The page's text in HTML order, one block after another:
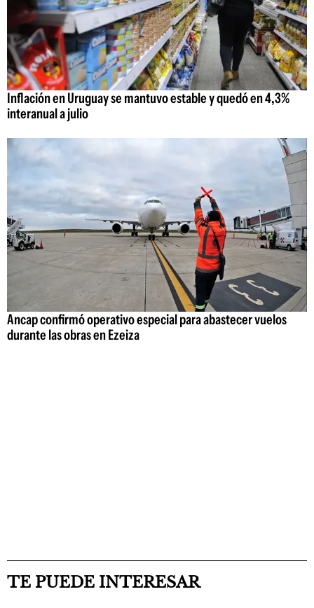
Inflación en Uruguay se mantuvo estable y quedó en 4,3%
interanual a julio
Ancap confirmó operativo especial para abastecer vuelos
durante las obras en Ezeiza
TE PUEDE INTERESAR